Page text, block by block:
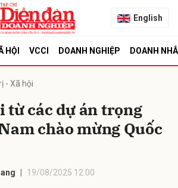
English
HỘI VCCI DOANH NGHIỆP DOANH
- Xã hội
từ các dự án trọng
chào mừng Quốc
19/08/2025 12:00